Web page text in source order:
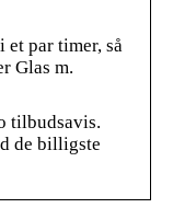
par timer, så
Glas m.
tilbudsavis.
de billigste